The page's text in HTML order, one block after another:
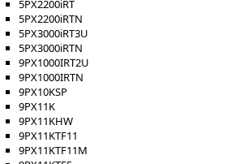
5PX2200iRT
5PX2200iRTN
5PX3000iRT3U
5PX3000iRTN
9PX1000IRT2U
9PX1000IRTN
9PX10KSP
9PX11K
9PX11KHW
9PX11KTF11
9PX11KTF11M